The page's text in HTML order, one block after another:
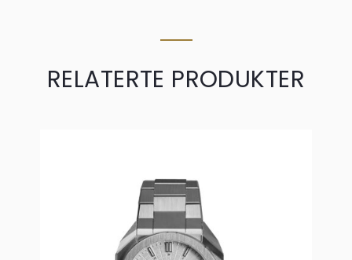
RELATERTE PRODUKTER